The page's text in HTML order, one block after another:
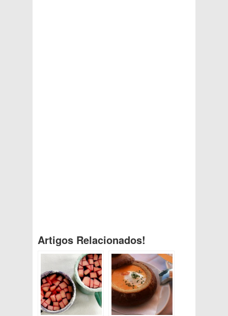
Artigos Relacionados!